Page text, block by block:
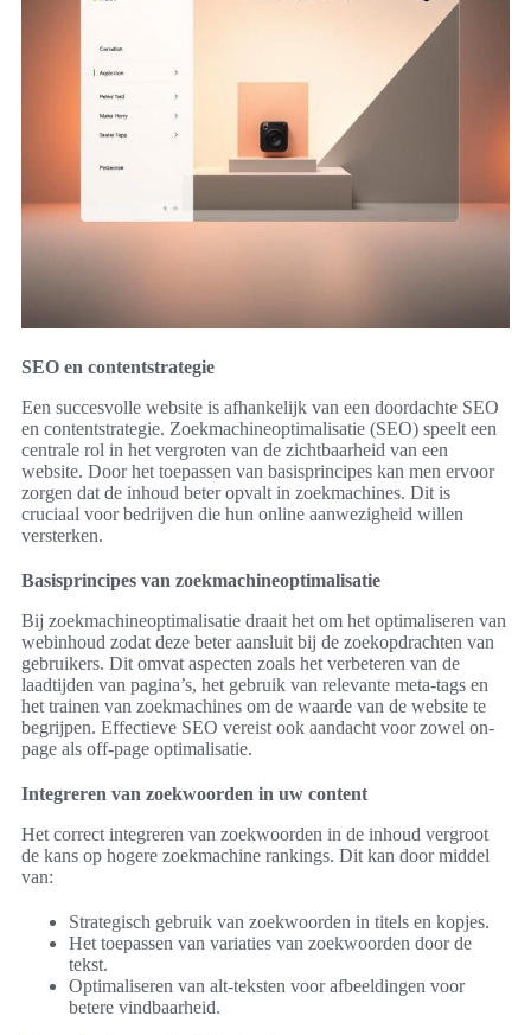
SEO en contentstrategie
Een succesvolle website is afhankelijk van een doordachte SEO
en contentstrategie. Zoekmachineoptimalisatie (SEO) speelt een
centrale rol in het vergroten van de zichtbaarheid van een
website. Door het toepassen van basisprincipes kan men ervoor
zorgen dat de inhoud beter opvalt in zoekmachines. Dit is
cruciaal voor bedrijven die hun online aanwezigheid willen
versterken.
Basisprincipes van zoekmachineoptimalisatie
Bij zoekmachineoptimalisatie draait het om het optimaliseren van
webinhoud zodat deze beter aansluit bij de zoekopdrachten van
gebruikers. Dit omvat aspecten zoals het verbeteren van de
laadtijden van pagina’s, het gebruik van relevante meta-tags en
het trainen van zoekmachines om de waarde van de website te
begrijpen. Effectieve SEO vereist ook aandacht voor zowel on-
page als off-page optimalisatie.
Integreren van zoekwoorden in uw content
Het correct integreren van zoekwoorden in de inhoud vergroot
de kans op hogere zoekmachine rankings. Dit kan door middel
van:
Strategisch gebruik van zoekwoorden in titels en kopjes.
Het toepassen van variaties van zoekwoorden door de
tekst.
Optimaliseren van alt-teksten voor afbeeldingen voor
betere vindbaarheid.